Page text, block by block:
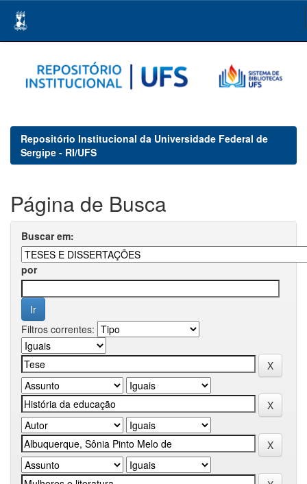
navigation
Repositório Institucional da Universidade Federal de
Sergipe - RI/UFS
Página de Busca
Buscar em:
por
Filtros correntes: